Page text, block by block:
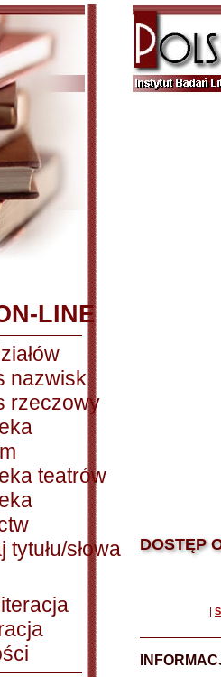
LINE
nazwisk
rzeczowy
teatrów
tytułu/słowa
DOSTĘP
|